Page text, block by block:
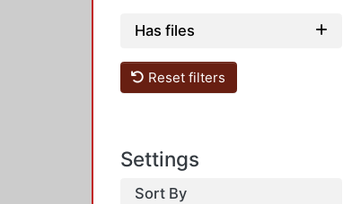
Has files
Reset filters
Settings
Sort By